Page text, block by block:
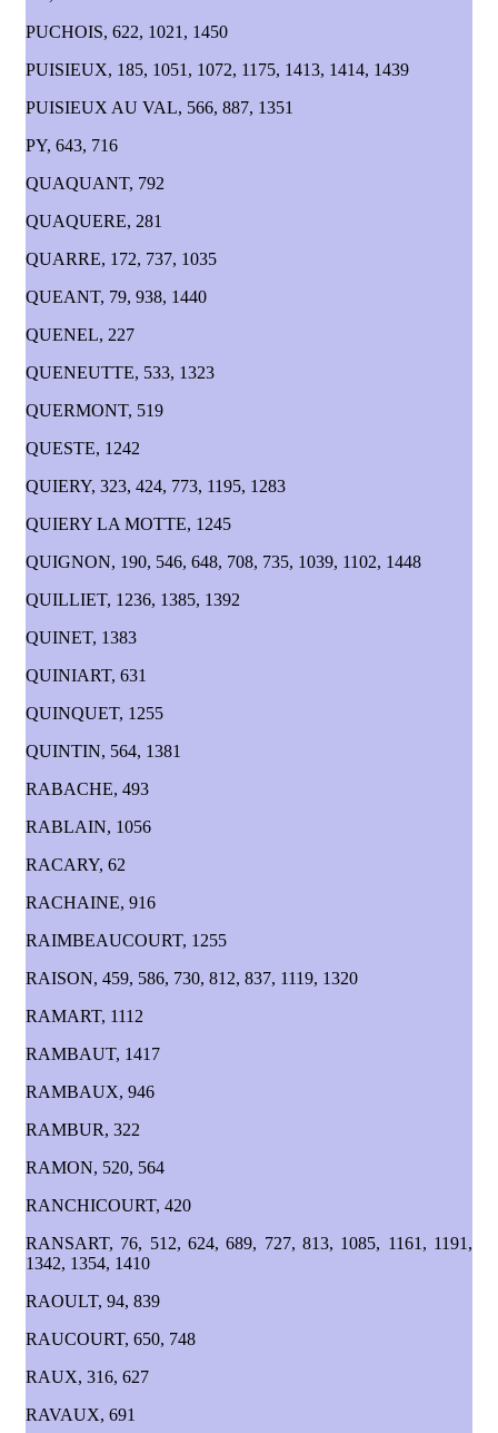
PUCHOIS, 622, 1021, 1450
PUISIEUX, 185, 1051, 1072, 1175, 1413, 1414, 1439
PUISIEUX AU VAL, 566, 887, 1351
PY, 643, 716
QUAQUANT, 792
QUAQUERE, 281
QUARRE, 172, 737, 1035
QUEANT, 79, 938, 1440
QUENEL, 227
QUENEUTTE, 533, 1323
QUERMONT, 519
QUESTE, 1242
QUIERY, 323, 424, 773, 1195, 1283
QUIERY LA MOTTE, 1245
QUIGNON, 190, 546, 648, 708, 735, 1039, 1102, 1448
QUILLIET, 1236, 1385, 1392
QUINET, 1383
QUINIART, 631
QUINQUET, 1255
QUINTIN, 564, 1381
RABACHE, 493
RABLAIN, 1056
RACARY, 62
RACHAINE, 916
RAIMBEAUCOURT, 1255
RAISON, 459, 586, 730, 812, 837, 1119, 1320
RAMART, 1112
RAMBAUT, 1417
RAMBAUX, 946
RAMBUR, 322
RAMON, 520, 564
RANCHICOURT, 420
RANSART, 76, 512, 624, 689, 727, 813, 1085, 1161, 1191,
1342, 1354, 1410
RAOULT, 94, 839
RAUCOURT, 650, 748
RAUX, 316, 627
RAVAUX, 691